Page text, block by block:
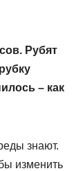
Рубят
– как
знают.
изменить